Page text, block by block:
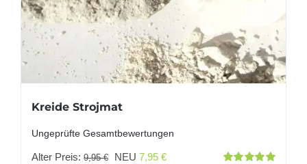
Kreide Strojmat
Ungeprüfte Gesamtbewertungen
Alter Preis: 9,95€
Ursprünglicher
NEU 7,95 €Aktueller